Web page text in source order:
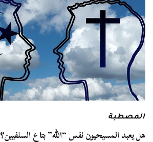
المصطبة
هل يعبد المسيحيون نفس “الله” بتاع السلفيين؟